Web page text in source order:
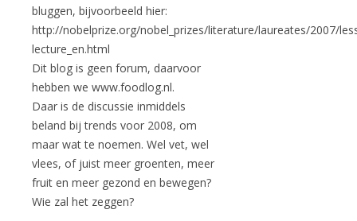
bluggen, bijvoorbeeld hier:
http://nobelprize.org/nobel_prizes/literature/laureates/2007/
lecture_en.html
Dit blog is geen forum, daarvoor
hebben we www.foodlog.nl.
Daar is de discussie inmiddels
beland bij trends voor 2008, om
maar wat te noemen. Wel vet, wel
vlees, of juist meer groenten, meer
fruit en meer gezond en bewegen?
Wie zal het zeggen?